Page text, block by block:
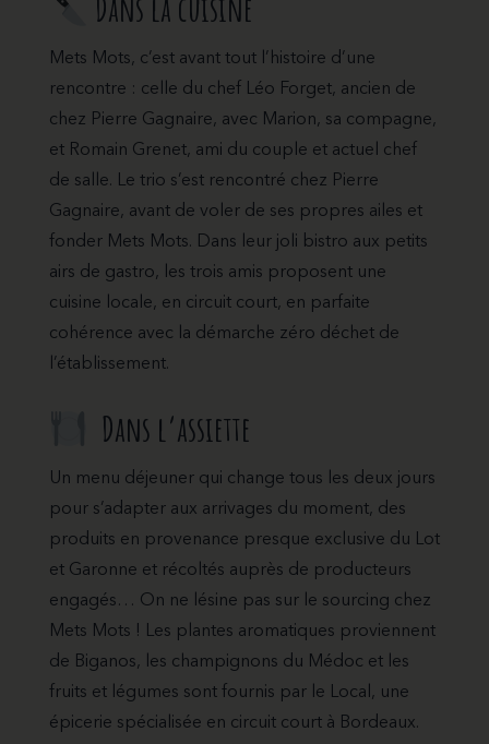
Mets Mots, c’est avant tout l’histoire d’une
rencontre : celle du chef Léo Forget, ancien de
chez Pierre Gagnaire, avec Marion, sa compagne,
et Romain Grenet, ami du couple et actuel chef
de salle. Le trio s’est rencontré chez Pierre
Gagnaire, avant de voler de ses propres ailes et
fonder Mets Mots. Dans leur joli bistro aux petits
airs de gastro, les trois amis proposent une
cuisine locale, en circuit court, en parfaite
cohérence avec la démarche zéro déchet de
l’établissement.
Dans l’assiette
Un menu déjeuner qui change tous les deux jours
pour s’adapter aux arrivages du moment, des
produits en provenance presque exclusive du Lot
et Garonne et récoltés auprès de producteurs
engagés… On ne lésine pas sur le sourcing chez
Mets Mots ! Les plantes aromatiques proviennent
de Biganos, les champignons du Médoc et les
fruits et légumes sont fournis par le Local, une
épicerie spécialisée en circuit court à Bordeaux.